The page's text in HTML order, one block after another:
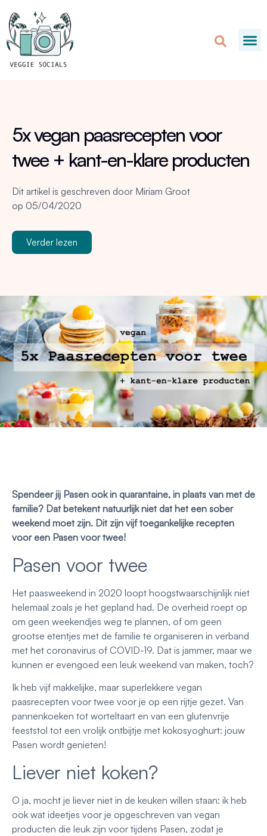
5x vegan paasrecepten voor
twee + kant-en-klare producten
Dit artikel is geschreven door Miriam Groot
op 05/04/2020
Verder lezen
Spendeer jij Pasen ook in quarantaine, in plaats van met de
familie? Dat betekent natuurlijk niet dat het een sober
weekend moet zijn. Dit zijn vijf toegankelijke recepten
voor een Pasen voor twee!
Pasen voor twee
Het paasweekend in 2020 loopt hoogstwaarschijnlijk niet
helemaal zoals je het gepland had. De overheid roept op
om geen weekendjes weg te plannen, of om geen
grootse etentjes met de familie te organiseren in verband
met het coronavirus of COVID-19. Dat is jammer, maar we
kunnen er evengoed een leuk weekend van maken, toch?
Ik heb vijf makkelijke, maar superlekkere vegan
paasrecepten voor twee voor je op een rijtje gezet. Van
pannenkoeken tot worteltaart en van een glutenvrije
feeststol tot een vrolijk ontbijtje met kokosyoghurt: jouw
Pasen wordt genieten!
Liever niet koken?
O ja, mocht je liever niet in de keuken willen staan: ik heb
ook wat ideetjes voor je opgeschreven van vegan
producten die leuk zijn voor tijdens Pasen, zodat je